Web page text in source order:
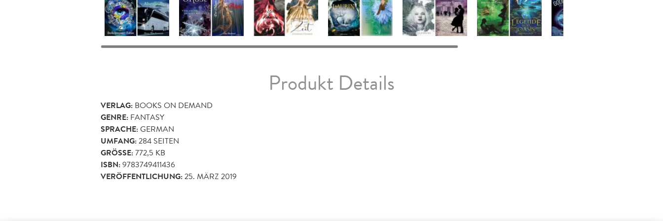
Produkt Details
VERLAG: BOOKS ON DEMAND
GENRE: FANTASY
SPRACHE:GERMAN
UMFANG:284 SEITEN
GRÖSSE: 772,5 KB
ISBN:9783749411436
VERÖFFENTLICHUNG:25. MÄRZ 2019